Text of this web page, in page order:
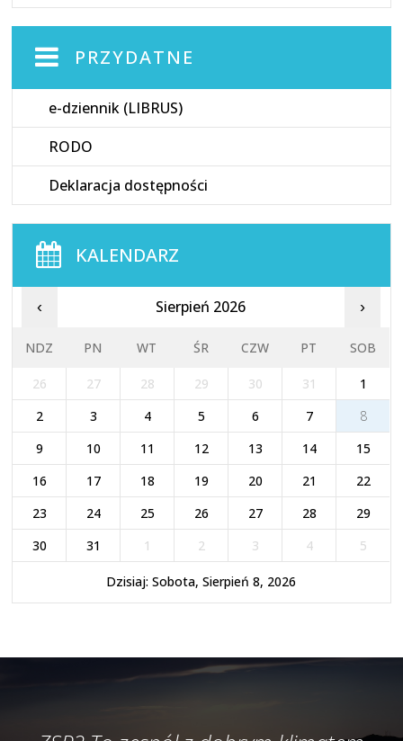
PRZYDATNE
e-dziennik (LIBRUS)
RODO
Deklaracja dostępności
KALENDARZ
‹ Sierpień 2026 ›
NDZ PN WT ŚR CZW PT SOB
26 27 28 29 30 31
1
2
3 4 5 6 7
8
9
10 11 12 13 14
15
16
17 18 19 20 21
22
23
24 25 26 27 28
29
30
31 1 2 3 4 5
Dzisiaj: Sobota, Sierpień 8, 2026